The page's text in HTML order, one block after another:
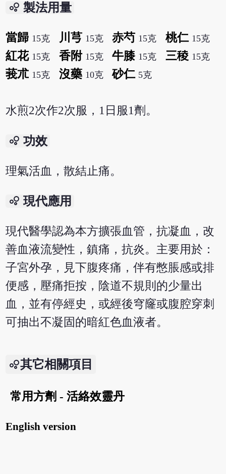
bubble_chart 製法用量
當歸 15克 川芎 15克 赤芍 15克 桃仁 15克
紅花 15克 香附 15克 牛膝 15克 三稜 15克
莪朮 15克 沒藥 10克 砂仁 5克
水煎2次作2次服，1日服1劑。
bubble_chart 功效
理氣活血，散結止痛。
bubble_chart 現代應用
現代醫學認為本方擴張血管，抗凝血，改
善血液流變性，鎮痛，抗炎。主要用於：
子宮外孕，見下腹疼痛，伴有憋脹感或排
便感，壓痛拒按，陰道不規則的少量出
血，並有停經史，或經後穹窿或腹腔穿刺
可抽出不凝固的暗紅色血液者。
其它相關項目
常用方劑 - 活絡效靈丹
English version